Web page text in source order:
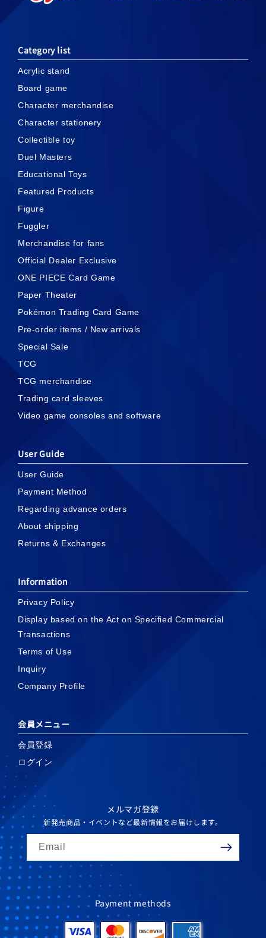
Category list
Acrylic stand
Board game
Character merchandise
Character stationery
Collectible toy
Duel Masters
Educational Toys
Featured Products
Figure
Fuggler
Merchandise for fans
Official Dealer Exclusive
ONE PIECE Card Game
Paper Theater
Pokémon Trading Card Game
Pre-order items / New arrivals
Special Sale
TCG
TCG merchandise
Trading card sleeves
Video game consoles and software
User Guide
User Guide
Payment Method
Regarding advance orders
About shipping
Returns & Exchanges
Information
Privacy Policy
Display based on the Act on Specified Commercial
Transactions
Terms of Use
Inquiry
Company Profile
会員メニュー
会員登録
ログイン
メルマガ登録
新発売商品・イベントなど最新情報をお届けします。
Email
Payment methods